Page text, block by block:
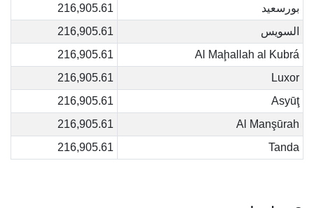
بورسعيد
216,905.61
السويس
216,905.61
Al Maḩallah al Kubrá
216,905.61
Luxor
216,905.61
Asyūţ
216,905.61
Al Manşūrah
216,905.61
Tanda
216,905.61